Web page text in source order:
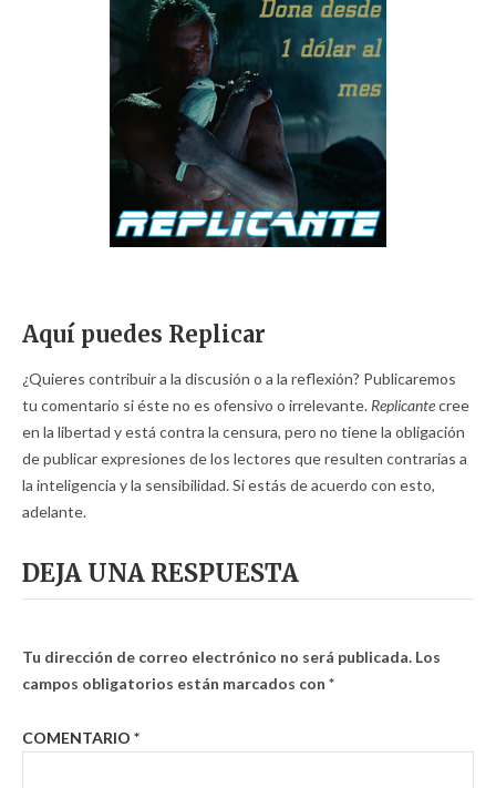
Aquí puedes Replicar
¿Quieres contribuir a la discusión o a la reflexión? Publicaremos
tu comentario si éste no es ofensivo o irrelevante. Replicantecree
en la libertad y está contra la censura, pero no tiene la obligación
de publicar expresiones de los lectores que resulten contrarias a
la inteligencia y la sensibilidad. Si estás de acuerdo con esto,
adelante.
DEJA UNA RESPUESTA
Tu dirección de correo electrónico no será publicada. Los
campos obligatorios están marcados con *
COMENTARIO *